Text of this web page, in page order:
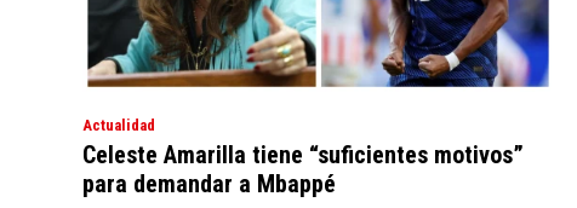
Actualidad
Celeste Amarilla tiene “suficientes motivos”
para demandar a Mbappé